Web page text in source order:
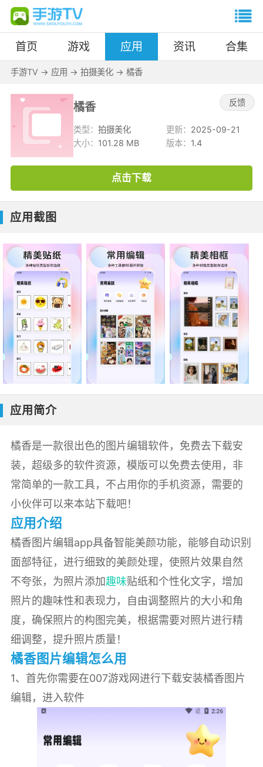
首页 游戏 应用 资讯 合集
手游TV -> 应用 -> 拍摄美化-> 橘香
橘香 反馈
类型：拍摄美化 更新： 2025-09-21
大小： 101.28 MB 版本： 1.4
点击下载
应用截图
应用简介
橘香是一款很出色的图片编辑软件，免费去下载安
装，超级多的软件资源，模版可以免费去使用，非
常简单的一款工具，不占用你的手机资源，需要的
小伙伴可以来本站下载吧！
应用介绍
橘香图片编辑app具备智能美颜功能，能够自动识别
面部特征，进行细致的美颜处理，使照片效果自然
不夸张，为照片添加趣味贴纸和个性化文字，增加
照片的趣味性和表现力，自由调整照片的大小和角
度，确保照片的构图完美，根据需要对照片进行精
细调整，提升照片质量！
橘香图片编辑怎么用
1、首先你需要在007游戏网进行下载安装橘香图片
编辑，进入软件